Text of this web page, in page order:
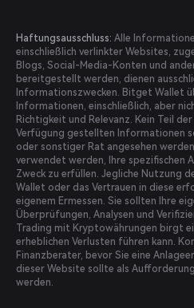
Haftungsausschluss: Alle
einschließlich verlinkter Websites,
Blogs, Social-Media-Konten und
bereitgestellt werden, dienen
Informationszwecken. Bitget Wallet
Informationen, einschließlich, aber
Richtigkeit und Relevanz. Kein Teil
Verfügung gestellten Informationen
oder sonstiger Rat angesehen
verwendet werden, Ihre spezifischen
Zweck zu erfüllen. Jegliche Nutzung
Wallet oder das Vertrauen in diese
eigenem Ermessen. Sie sollten Ihre
Überprüfungen, Analysen und
Trading mit Kryptowährungen birgt
erheblichen Verlusten führen kann.
Finanzberater, bevor Sie eine
dieser Website sollte als
werden.